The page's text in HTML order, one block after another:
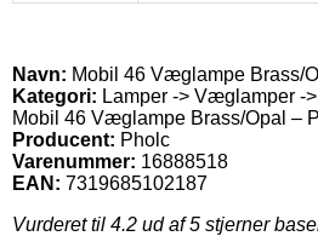
Navn: Mobil 46 Væglampe Brass/
Kategori: Lamper -> Væglamper -
Mobil 46 Væglampe Brass/Opal –
Producent: Pholc
Varenummer: 16888518
EAN: 7319685102187
Vurderet til 4.2 ud af 5 stjerner